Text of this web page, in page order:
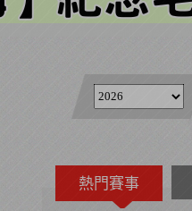
熱門賽事